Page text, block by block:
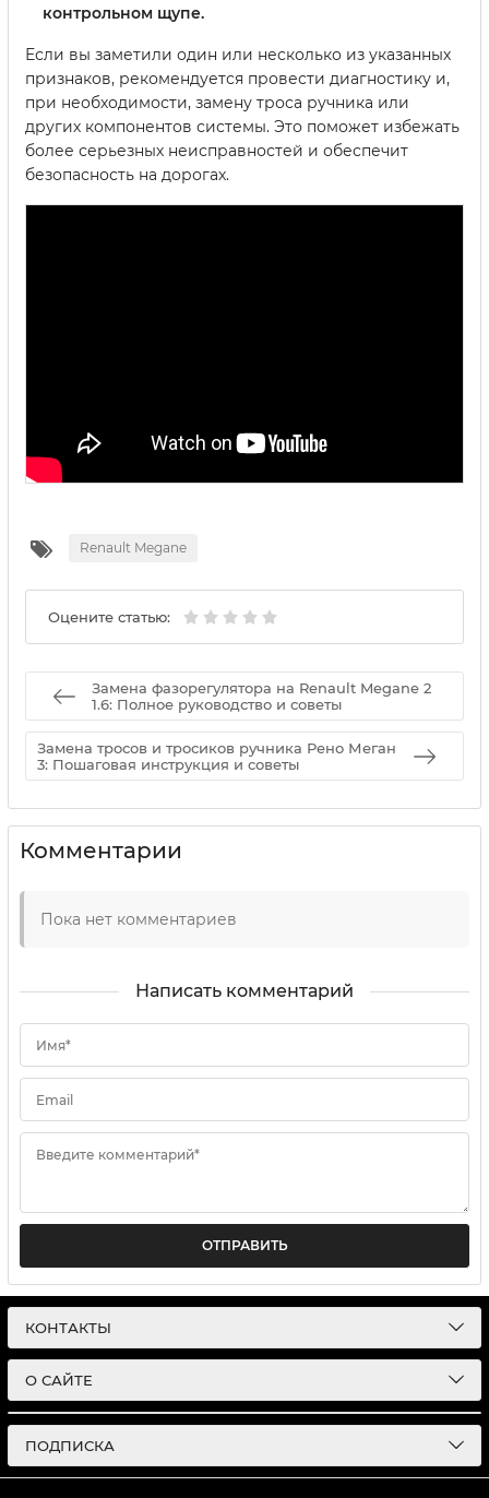
контрольном щупе.
Если вы заметили один или несколько из указанных
признаков, рекомендуется провести диагностику и,
при необходимости, замену троса ручника или
других компонентов системы. Это поможет избежать
более серьезных неисправностей и обеспечит
безопасность на дорогах.
Renault Megane
Оцените статью:
Замена фазорегулятора на Renault Megane 2
1.6: Полное руководство и советы
Замена тросов и тросиков ручника Рено Меган
3: Пошаговая инструкция и советы
Комментарии
Пока нет комментариев
Написать комментарий
Имя*
Email
Введите комментарий*
ОТПРАВИТЬ
КОНТАКТЫ
О САЙТЕ
ПОДПИСКА